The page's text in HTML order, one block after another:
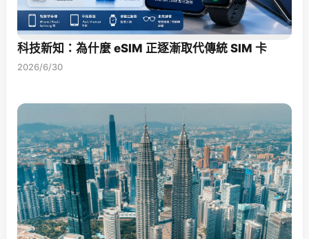
科技新知：為什麼 eSIM 正逐漸取代傳統 SIM 卡
2026/6/30